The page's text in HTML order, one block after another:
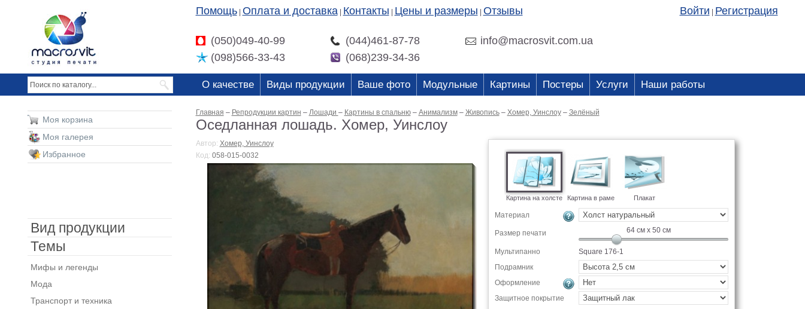
Помощь Оплата и доставка Контакты Цены и размеры Отзывы Войти Регистрация
(050)049-40-99 (044)461-87-78
info@macrosvit.com.ua
(098)566-33-43
(068)239-34-36
О качестве Виды продукции Ваше фото Модульные Картины Постеры Услуги Наши работы
Главная – Репродукции картин – Лошади – Картины в спальню – Анимализм – Живопись – Хомер, Уинслоу – Зелёный
Оседланная лошадь. Хомер, Уинслоу
Автор: Хомер, Уинслоу
Код: 058-015-0032
Картина на холсте Картина в раме Плакат
Материал
Размер печати 64см x 50см
Мультипанно
Square 176-1
Подрамник
Оформление
Защитное покрытие
Моя корзина
Моя галерея
Избранное
Вид продукции
Темы
Мифы и легенды
Мода
Транспорт и техника